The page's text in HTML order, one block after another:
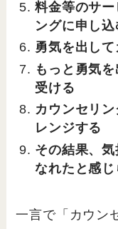
料金等のサ
ングに申し
勇気を出し
もっと勇気
受ける
カウンセリ
レンジする
その結果、
なれたと感じ
一言で「カウン